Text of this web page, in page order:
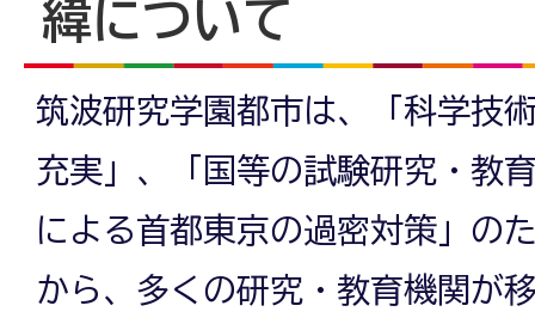
緯について
筑波研究学園都市は、「科学技
充実」、「国等の試験研究・教
による首都東京の過密対策」の
から、多くの研究・教育機関が